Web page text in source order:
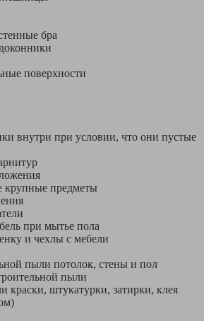
бра
поверхности
внутри при условии, что они пустые
крупные предметы
при мытье пола
и чехлы с мебели
пыли потолок, стены и пол
пыли
краски, штукатурки, затирки, клея